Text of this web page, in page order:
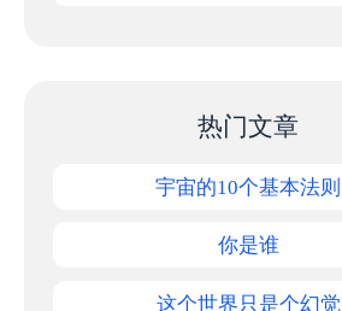
热门文章
宇宙的10个基本法则
你是谁
这个世界只是个幻觉